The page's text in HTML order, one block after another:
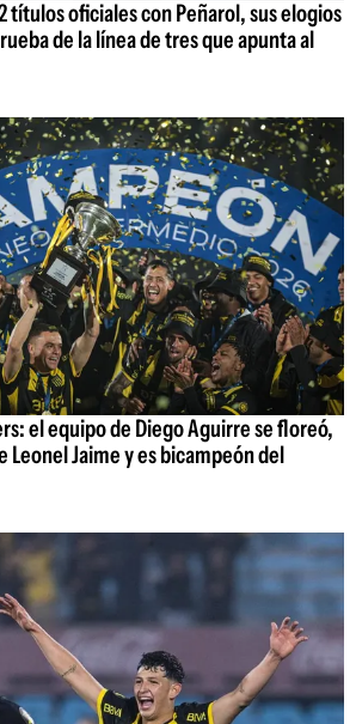
títulos oficiales con Peñarol, sus elogios
de la línea de tres que apunta al
el equipo de Diego Aguirre se floreó,
Leonel Jaime y es bicampeón del